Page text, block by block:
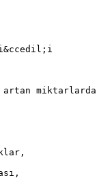
miktarlarda